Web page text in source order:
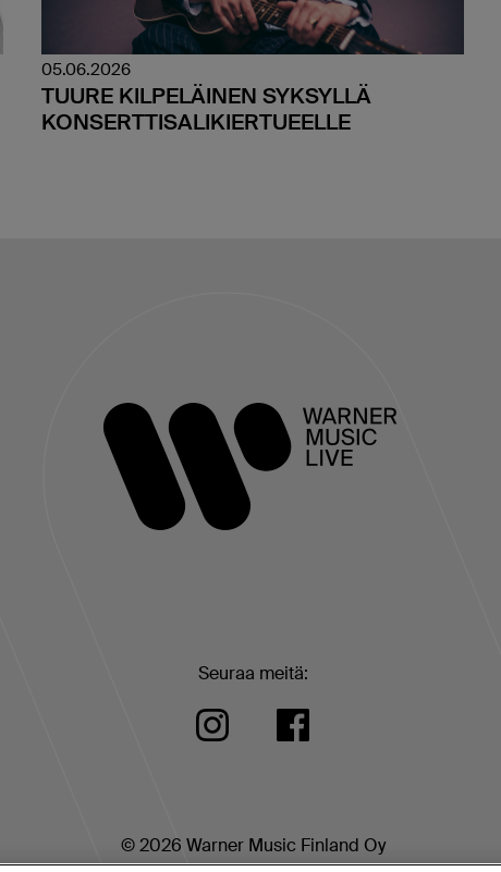
05.06.2026
TUURE KILPELÄINEN SYKSYLLÄ
KONSERTTISALIKIERTUEELLE
Seuraa meitä:
© 2026 Warner Music Finland Oy